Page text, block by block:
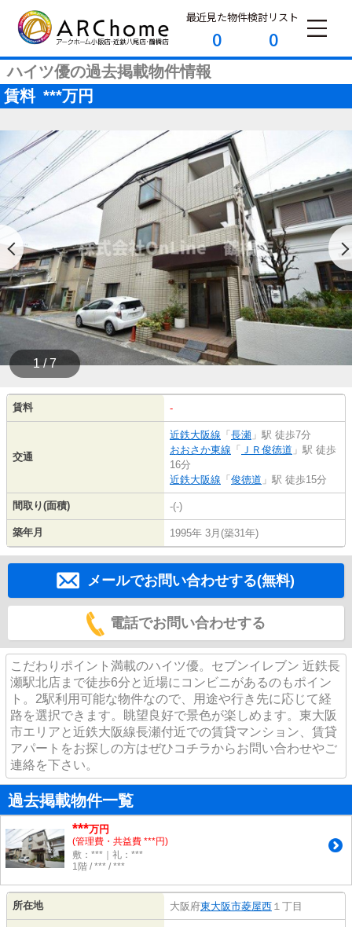
最近見た物件
0
検討リスト
0
ハイツ優の過去掲載物件情報
賃料 ***万円
1 / 7
賃料 -
交通
近鉄大阪線 「 長瀬 」駅 徒歩7分
おおさか東線 「 ＪＲ俊徳道 」駅 徒歩
16分
近鉄大阪線 「 俊徳道 」駅 徒歩15分
間取り(面積) -(-)
築年月 1995年 3月(築31年)
メールでお問い合わせする(無料)
電話でお問い合わせする
こだわりポイント満載のハイツ優。セブンイレブン 近鉄長
瀬駅北店まで徒歩6分と近場にコンビニがあるのもポイン
ト。2駅利用可能な物件なので、用途や行き先に応じて経
路を選択できます。眺望良好で景色が楽しめます。東大阪
市エリアと近鉄大阪線長瀬付近での賃貸マンション、賃貸
アパートをお探しの方はぜひコチラからお問い合わせやご
連絡を下さい。
過去掲載物件一覧
***万円
(管理費・共益費 ***円)
敷：***｜礼：***
1階 / *** / ***
所在地 大阪府東大阪市菱屋西 １丁目